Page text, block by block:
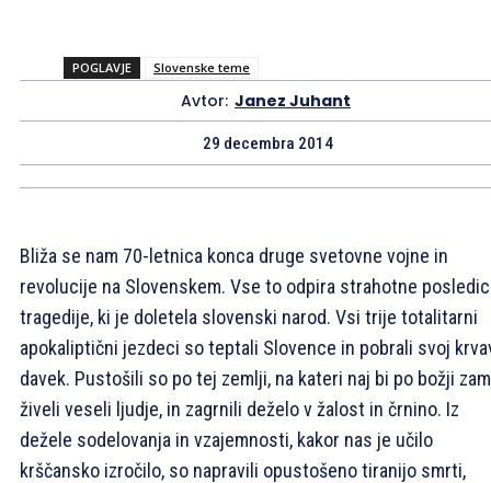
POGLAVJE Slovenske teme
Avtor: Janez Juhant
29 decembra 2014
Bliža se nam 70-letnica konca druge svetovne vojne in
revolucije na Slovenskem. Vse to odpira strahotne
tragedije, ki je doletela slovenski narod. Vsi trije totalitarni
apokaliptični jezdeci so teptali Slovence in pobrali svoj
davek. Pustošili so po tej zemlji, na kateri naj bi po božji
živeli veseli ljudje, in zagrnili deželo v žalost in črnino. Iz
dežele sodelovanja in vzajemnosti, kakor nas je učilo
krščansko izročilo, so napravili opustošeno tiranijo smrti,